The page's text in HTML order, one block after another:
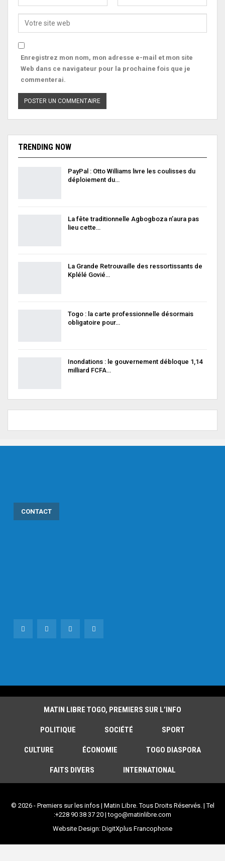
Enregistrez mon nom, mon adresse e-mail et mon site
Web dans ce navigateur pour la prochaine fois que je
commenterai.
TRENDING NOW
PayPal : Otto Williams livre les coulisses du
déploiement du…
La fête traditionnelle Agbogboza n’aura pas
lieu cette…
La Grande Retrouvaille des ressortissants de
Kplélé Govié…
Togo : la carte professionnelle désormais
obligatoire pour…
Inondations : le gouvernement débloque 1,14
milliard FCFA…
CONTACT
MATIN LIBRE TOGO, PREMIERS SUR L’INFO
POLITIQUE SOCIÉTÉ SPORT
CULTURE ÉCONOMIE TOGO DIASPORA
FAITS DIVERS INTERNATIONAL
© 2026 - Premiers sur les infos | Matin Libre. Tous Droits Réservés. | Tel
:+228 90 38 37 20 | togo@matinlibre.com
Website Design: DigitXplus Francophone